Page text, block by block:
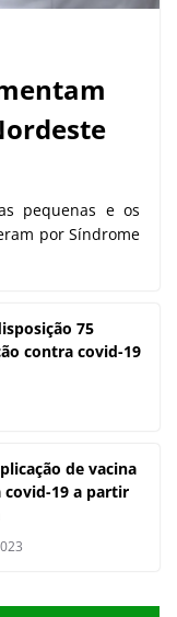
pequenas e os
por Síndrome
75
contra covid-19
de vacina
19 a partir